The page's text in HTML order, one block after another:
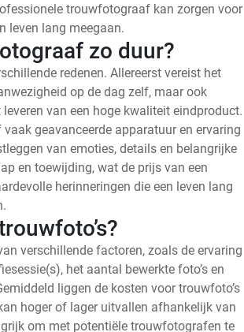
trouwfotograaf kan zorgen voor
leven lang meegaan.
zo duur?
redenen. Allereerst vereist het
op de dag zelf, maar ook
van een hoge kwaliteit eindproduct.
geavanceerde apparatuur en ervaring
van emoties, details en belangrijke
en toewijding, wat de prijs van een
herinneringen die een leven lang
verschillende factoren, zoals de ervaring
het aantal bewerkte foto’s en
liggen de kosten voor trouwfoto’s
hoger of lager uitvallen afhankelijk van
om met potentiële trouwfotografen te